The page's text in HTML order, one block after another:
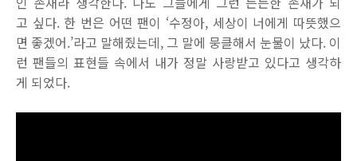
고 싶다. 한 번은 어떤 팬이 ‘수정아, 세상이 너에게 따뜻했으
면 좋겠어.’라고 말해줬는데, 그 말에 뭉클해서 눈물이 났다. 이
런 팬들의 표현들 속에서 내가 정말 사랑받고 있다고 생각하
게 되었다.